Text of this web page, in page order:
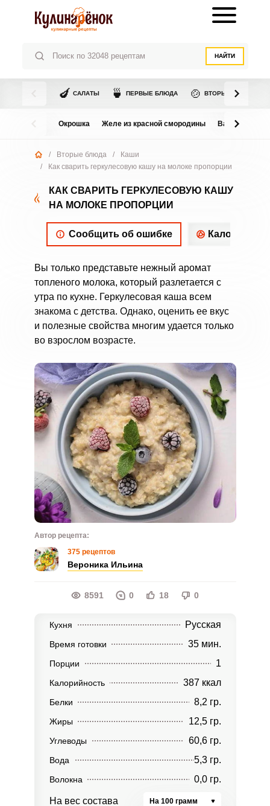
НАЙТИ
🍆 САЛАТЫ 🍵 ПЕРВЫЕ БЛЮДА 🍲 ВТОРЫЕ БЛЮДА
Окрошка Желе из красной смородины Варенье из
/ Вторые блюда /
Каши
/
Как сварить геркулесовую кашу на молоке пропорции
КАК СВАРИТЬ ГЕРКУЛЕСОВУЮ КАШУ
НА МОЛОКЕ ПРОПОРЦИИ
Сообщить об ошибке
Вы только представьте нежный аромат
топленого молока, который разлетается с
утра по кухне. Геркулесовая каша всем
знакома с детства. Однако, оценить ее вкус
и полезные свойства многим удается только
во взрослом возрасте.
Автор рецепта:
375 рецептов
Вероника Ильина
8591 0 18 0
Кухня Русская
Время готовки 35 мин.
Порции 1
Калорийность 387 ккал
Белки 8,2 гр.
Жиры 12,5 гр.
Углеводы 60,6 гр.
Вода 5,3 гр.
Волокна 0,0 гр.
На вес состава На 100 грамм